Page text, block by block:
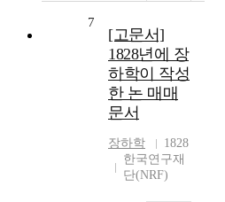
7
[고문서]
1828년에 장
하학이 작성
한 논 매매
문서
장하학
1828
한국연구재
단(NRF)